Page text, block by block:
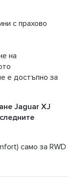
с прахово
на
е достъпно за
Jaguar XJ
само за RWD